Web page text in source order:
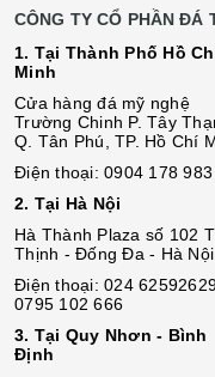
CÔNG TY CỔ PHẦN ĐÁ
1. Tại Thành Phố Hồ
Minh
Cửa hàng đá mỹ nghệ
Trường Chinh P. Tây
Q. Tân Phú, TP. Hồ Chí
Điện thoại: 0904 178 983
2. Tại Hà Nội
Hà Thành Plaza số 102
Thịnh - Đống Đa - Hà Nội.
Điện thoại: 024
0795 102 666
3. Tại Quy Nhơn - Bình
Định